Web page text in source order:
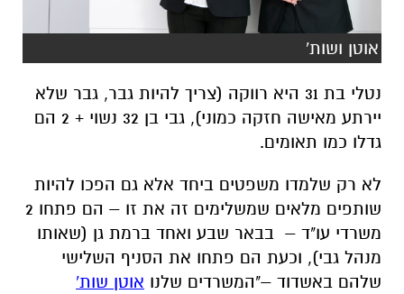
אוטן ושות'
נטלי בת 31 היא רווקה (צריך להיות גבר, גבר שלא
יירתע מאישה חזקה כמוני), גבי בן 32 נשוי + 2 הם
גדלו כמו תאומים.
לא רק שלמדו משפטים ביחד אלא גם הפכו להיות
שותפים מלאים שמשלימים זה את זו – הם פתחו 2
משרדי עו"ד – בבאר שבע ואחד ברמת גן (שאותו
מנהל גבי), וכעת הם פתחו את הסניף השלישי
שלהם באשדוד –"המשרדים שלנו אוטן שות'